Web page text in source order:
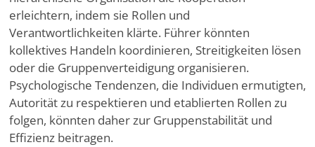
erleichtern, indem sie Rollen und
Verantwortlichkeiten klärte. Führer könnten
kollektives Handeln koordinieren, Streitigkeiten lösen
oder die Gruppenverteidigung organisieren.
Psychologische Tendenzen, die Individuen ermutigten,
Autorität zu respektieren und etablierten Rollen zu
folgen, könnten daher zur Gruppenstabilität und
Effizienz beitragen.